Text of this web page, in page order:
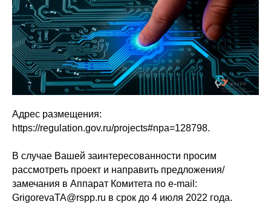
Адрес размещения:
https://regulation.gov.ru/projects#npa=128798.
В случае Вашей заинтересованности просим
рассмотреть проект и направить предложения/
замечания в Аппарат Комитета по e-mail:
GrigorevaTA@rspp.ru в срок до 4 июля 2022 года.